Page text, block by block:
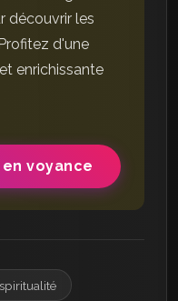
découvrir les
d'une
enrichissante
voyance
spiritualité